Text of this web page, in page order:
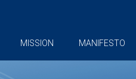
MISSION MANIFESTO